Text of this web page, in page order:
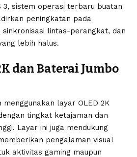
3, sistem operasi terbaru buatan
peningkatan pada
sinkronisasi lintas-perangkat, dan
lebih halus.
dan Baterai Jumbo
menggunakan layar OLED 2K
tingkat ketajaman dan
Layar ini juga mendukung
pengalaman visual
aktivitas gaming maupun